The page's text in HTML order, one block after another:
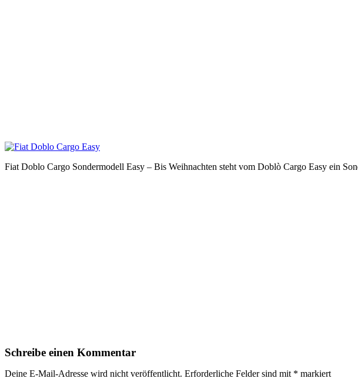
Fiat Doblo Cargo Sondermodell Easy – Bis Weihnachten steht vom Doblò Cargo Easy ein
Schreibe einen Kommentar
Deine E-Mail-Adresse wird nicht veröffentlicht. Erforderliche Felder sind mit * markiert